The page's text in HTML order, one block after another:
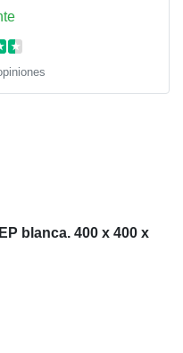
★
blanca. 400 x 400 x